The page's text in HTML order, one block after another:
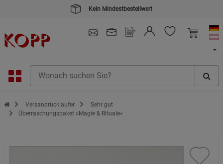
Kein Mindestbestellwert
Zur Startseite des Kopp Verlag Online-Shop
Versandrückläufer
Sehr gut
Überraschungspaket »Magie & Rituale«